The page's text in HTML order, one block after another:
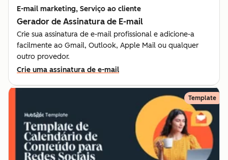
E-mail marketing, Serviço ao cliente
Gerador de Assinatura de E-mail
Crie sua assinatura de e-mail profissional e adicione-a
facilmente ao Gmail, Outlook, Apple Mail ou qualquer
outro provedor.
Crie uma assinatura de e-mail
Template